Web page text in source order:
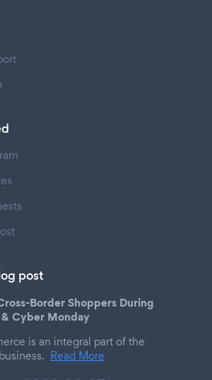
post
Border Shoppers During
Cyber Monday
is an integral part of the
Read More